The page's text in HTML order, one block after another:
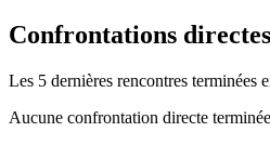
Confrontations directes
Les 5 dernières rencontres
Aucune confrontation directe